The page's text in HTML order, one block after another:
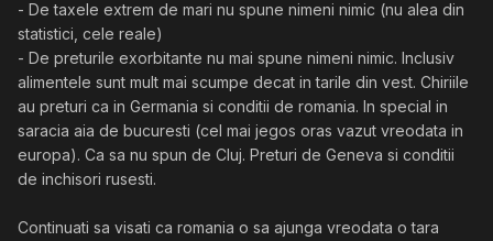
- De taxele extrem de mari nu spune nimeni nimic (nu alea din
statistici, cele reale)
- De preturile exorbitante nu mai spune nimeni nimic. Inclusiv
alimentele sunt mult mai scumpe decat in tarile din vest. Chiriile
au preturi ca in Germania si conditii de romania. In special in
saracia aia de bucuresti (cel mai jegos oras vazut vreodata in
europa). Ca sa nu spun de Cluj. Preturi de Geneva si conditii
de inchisori rusesti.
Continuati sa visati ca romania o sa ajunga vreodata o tara